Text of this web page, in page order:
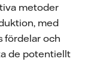
metoder
med
fördelar och
de potentiellt